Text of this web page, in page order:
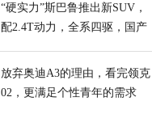
“硬实力”斯巴鲁推出新SUV，
配2.4T动力，全系四驱，国产
放弃奥迪A3的理由，看完领克
02，更满足个性青年的需求